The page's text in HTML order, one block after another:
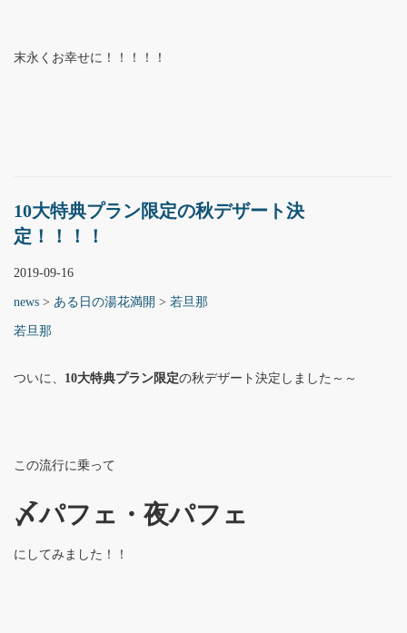
末永くお幸せに！！！！！
10大特典プラン限定の秋デザート決
定！！！！
2019-09-16
news > ある日の湯花満開 > 若旦那
若旦那
ついに、 10大特典プラン限定の秋デザート決定しました～～
この流行に乗って
〆パフェ・夜パフェ
にしてみました！！